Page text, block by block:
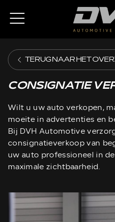
TERUG NAAR HET
CONSIGNATIE
Wilt u uw auto verkopen,
moeite in advertenties en
Bij DVH Automotive
consignatieverkoop van
uw auto professioneel in
maximale zichtbaarheid.